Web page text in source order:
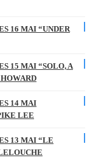
16 MAI “UNDER
15 MAI “SOLO, A
14 MAI
LEE
13 MAI “LE